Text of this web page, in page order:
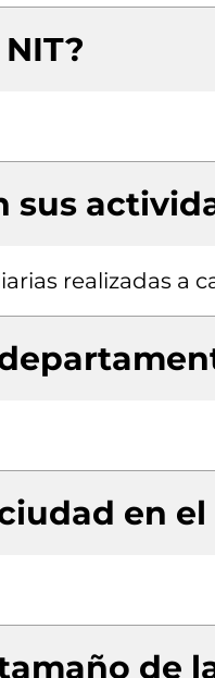
sus
realizadas a
en
de